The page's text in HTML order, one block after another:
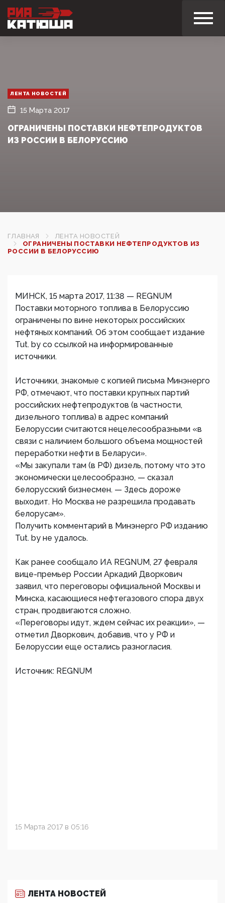
ЛЕНТА НОВОСТЕЙ
15 Марта 2017
ОГРАНИЧЕНЫ ПОСТАВКИ НЕФТЕПРОДУКТОВ
ИЗ РОССИИ В БЕЛОРУССИЮ
ГЛАВНАЯ
ЛЕНТА НОВОСТЕЙ
ОГРАНИЧЕНЫ ПОСТАВКИ НЕФТЕПРОДУКТОВ ИЗ
РОССИИ В БЕЛОРУССИЮ
МИНСК, 15 марта 2017, 11:38 — REGNUM
Поставки моторного топлива в Белоруссию
ограничены по вине некоторых российских
нефтяных компаний. Об этом сообщает издание
Tut. by со ссылкой на информированные
источники.
Источники, знакомые с копией письма Минэнерго
РФ, отмечают, что поставки крупных партий
российских нефтепродуктов (в частности,
дизельного топлива) в адрес компаний
Белоруссии считаются нецелесообразными «в
связи с наличием большого объема мощностей
переработки нефти в Беларуси».
«Мы закупали там (в РФ) дизель, потому что это
экономически целесообразно, — сказал
белорусский бизнесмен. — Здесь дороже
выходит. Но Москва не разрешила продавать
белорусам».
Получить комментарий в Минэнерго РФ изданию
Tut. by не удалось.
Как ранее сообщало ИА REGNUM, 27 февраля
вице-премьер России Аркадий Дворкович
заявил, что переговоры официальной Москвы и
Минска, касающиеся нефтегазового спора двух
стран, продвигаются сложно.
«Переговоры идут, ждем сейчас их реакции», —
отметил Дворкович, добавив, что у РФ и
Белоруссии еще остались разногласия.
Источник: REGNUM
15 Марта 2017 в 05:16
ЛЕНТА НОВОСТЕЙ